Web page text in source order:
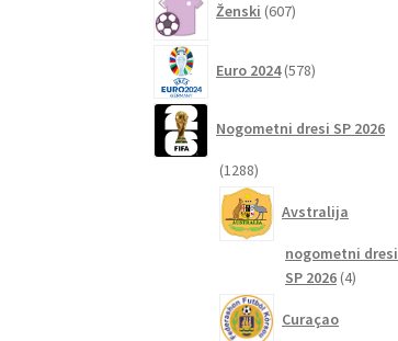
Ženski 607izdelkov
Euro 2024 578izdelkov
Nogometni dresi SP 2026
12881288
izdelkov
Avstralija
nogometni dresi
SP 2026 44
Curaçao